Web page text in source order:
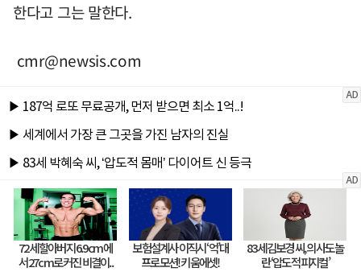
한다고 그는 말한다.
cmr@newsis.com